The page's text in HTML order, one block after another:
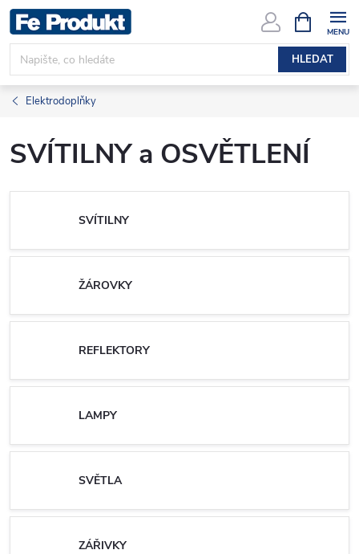
Přejít
na
obsah
HLEDAT
NÁKUPNÍ
KOŠÍK
Elektrodoplňky
SVÍTILNY a OSVĚTLENÍ
SVÍTILNY
ŽÁROVKY
REFLEKTORY
LAMPY
SVĚTLA
ZÁŘIVKY